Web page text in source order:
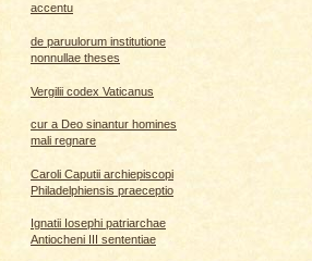
accentu
de paruulorum institutione
nonnullae theses
Vergilii codex Vaticanus
cur a Deo sinantur homines
mali regnare
Caroli Caputii archiepiscopi
Philadelphiensis praeceptio
Ignatii Iosephi patriarchae
Antiocheni III sententiae